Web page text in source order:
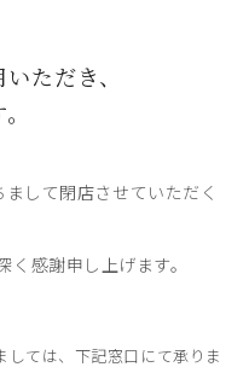
ただき、
して閉店させていただく
感謝申し上げます。
ては、下記窓口にて承りま